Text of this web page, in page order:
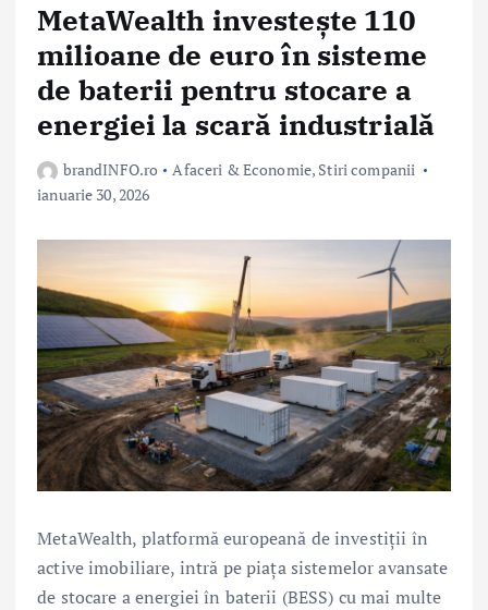
MetaWealth investește 110
milioane de euro în sisteme
de baterii pentru stocare a
energiei la scară industrială
brandINFO.ro Afaceri & Economie, Stiri companii
ianuarie 30, 2026
MetaWealth, platformă europeană de investiții în
active imobiliare, intră pe piața sistemelor avansate
de stocare a energiei în baterii (BESS) cu mai multe